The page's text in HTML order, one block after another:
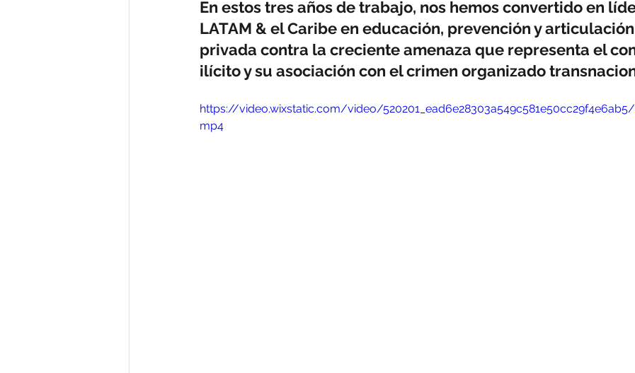
Alerta ciberseguridad Capacitaciones Firma de acuerdos Eventos Entrevistas
Economías Criminales HUMINT Master Class Tabaco Colombia
En estos tres años de trabajo, nos hemos convertido en
LATAM & el Caribe en educación, prevención y
privada contra la creciente amenaza que representa el
ilícito y su asociación con el crimen organizado
https://video.wixstatic.com/video/
mp4